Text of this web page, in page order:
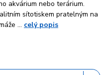
akvárium nebo terárium.
sítotiskem pratelným na
... celý popis